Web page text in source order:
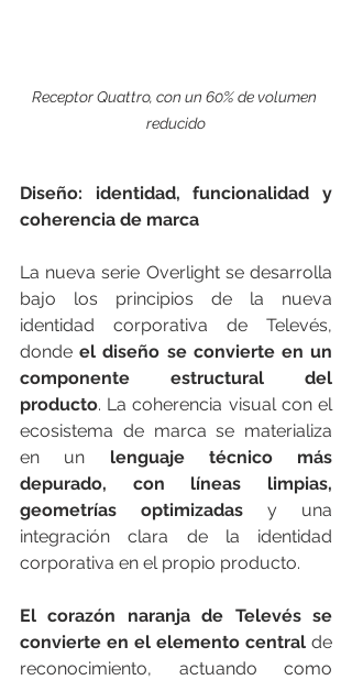
Receptor Quattro, con un 60% de volumen
reducido
Diseño: identidad, funcionalidad y
coherencia de marca
La nueva serie Overlight se desarrolla
bajo los principios de la nueva
identidad corporativa de Televés,
donde el diseño se convierte en un
componente estructural del
producto. La coherencia visual con el
ecosistema de marca se materializa
en un lenguaje técnico más
depurado, con líneas limpias,
geometrías optimizadas y una
integración clara de la identidad
corporativa en el propio producto.
El corazón naranja de Televés se
convierte en el elemento central de
reconocimiento, actuando como